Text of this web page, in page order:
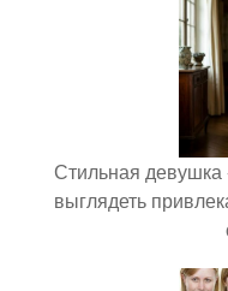
Стильная девушка
выглядеть